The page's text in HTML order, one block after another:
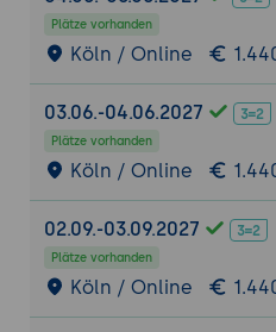
Verbesserung der
Fortgeschrittene
Vorgehensweisen
Skalierung von
und Load Balancing.
Überwachung und
Jenkins-Leistung
Jenkins in der
in Cloud-
Plätze vorhanden
Köln / Online
03.06.-04.06.2027
Plätze vorhanden
Köln / Online
02.09.-03.09.2027
Plätze vorhanden
Köln / Online